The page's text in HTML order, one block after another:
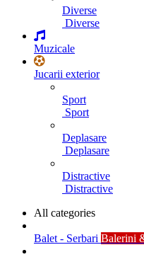
Diverse
Diverse
Muzicale
Jucarii exterior
Sport
Sport
Deplasare
Deplasare
Distractive
Distractive
All categories
Balet - Serbari Balerini